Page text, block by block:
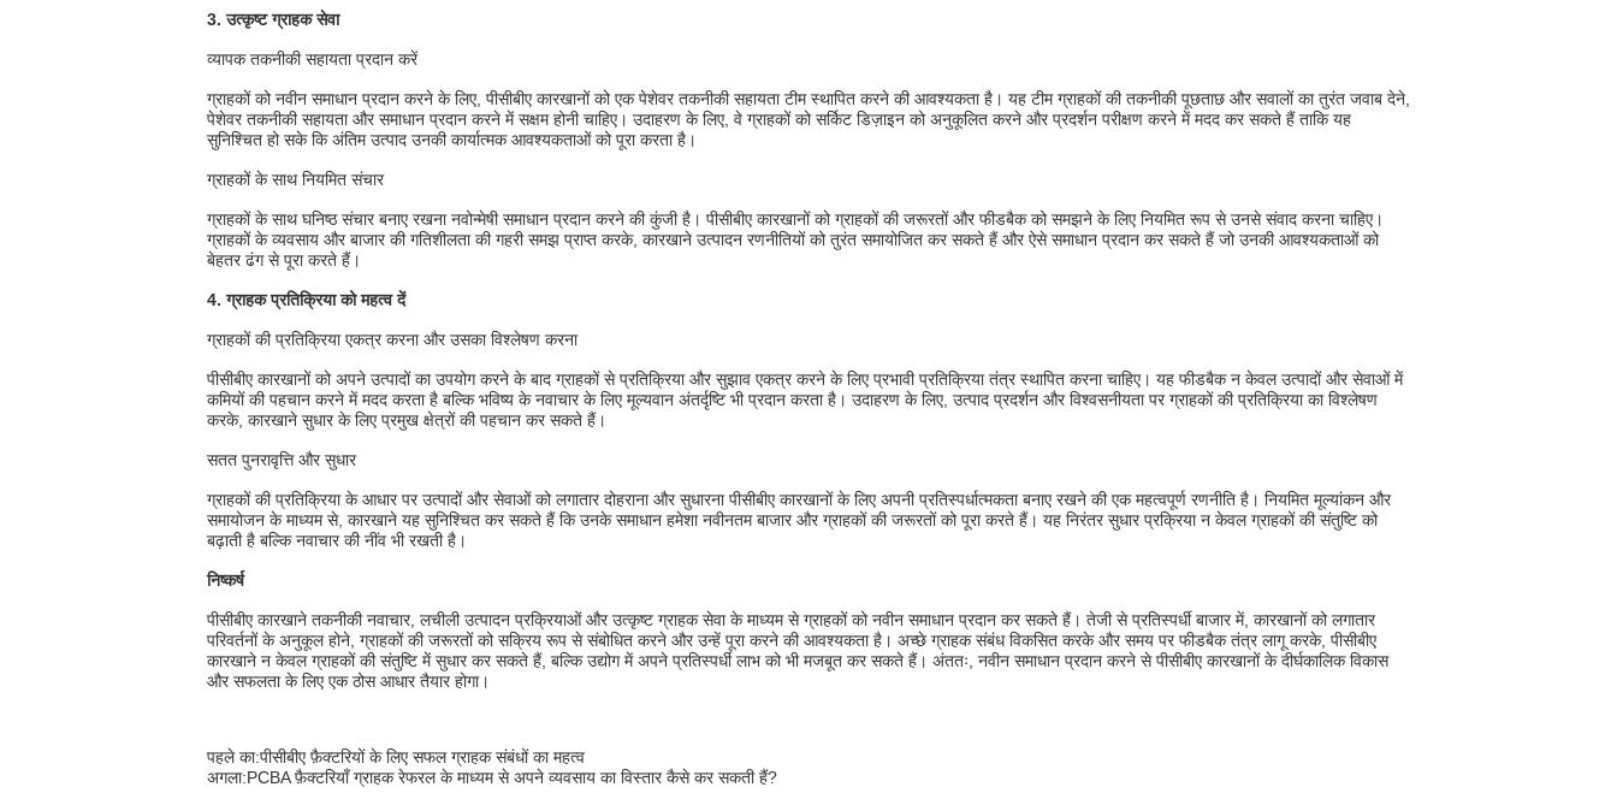
3. उत्कृष्ट ग्राहक सेवा
व्यापक तकनीकी सहायता प्रदान करें
ग्राहकों को नवीन समाधान प्रदान करने के लिए, पीसीबीए कारखानों को एक पेशेवर तकनीकी सहायता टीम स्थापित करने की आवश्यकता है। यह टीम ग्राहकों की तकनीकी पूछताछ और सवालों का तुरंत जवाब देने,
पेशेवर तकनीकी सहायता और समाधान प्रदान करने में सक्षम होनी चाहिए। उदाहरण के लिए, वे ग्राहकों को सर्किट डिज़ाइन को अनुकूलित करने और प्रदर्शन परीक्षण करने में मदद कर सकते हैं ताकि यह
सुनिश्चित हो सके कि अंतिम उत्पाद उनकी कार्यात्मक आवश्यकताओं को पूरा करता है।
ग्राहकों के साथ नियमित संचार
ग्राहकों के साथ घनिष्ठ संचार बनाए रखना नवोन्मेषी समाधान प्रदान करने की कुंजी है। पीसीबीए कारखानों को ग्राहकों की जरूरतों और फीडबैक को समझने के लिए नियमित रूप से उनसे संवाद करना चाहिए।
ग्राहकों के व्यवसाय और बाजार की गतिशीलता की गहरी समझ प्राप्त करके, कारखाने उत्पादन रणनीतियों को तुरंत समायोजित कर सकते हैं और ऐसे समाधान प्रदान कर सकते हैं जो उनकी आवश्यकताओं को
बेहतर ढंग से पूरा करते हैं।
4. ग्राहक प्रतिक्रिया को महत्व दें
ग्राहकों की प्रतिक्रिया एकत्र करना और उसका विश्लेषण करना
पीसीबीए कारखानों को अपने उत्पादों का उपयोग करने के बाद ग्राहकों से प्रतिक्रिया और सुझाव एकत्र करने के लिए प्रभावी प्रतिक्रिया तंत्र स्थापित करना चाहिए। यह फीडबैक न केवल उत्पादों और सेवाओं में
कमियों की पहचान करने में मदद करता है बल्कि भविष्य के नवाचार के लिए मूल्यवान अंतर्दृष्टि भी प्रदान करता है। उदाहरण के लिए, उत्पाद प्रदर्शन और विश्वसनीयता पर ग्राहकों की प्रतिक्रिया का विश्लेषण
करके, कारखाने सुधार के लिए प्रमुख क्षेत्रों की पहचान कर सकते हैं।
सतत पुनरावृत्ति और सुधार
ग्राहकों की प्रतिक्रिया के आधार पर उत्पादों और सेवाओं को लगातार दोहराना और सुधारना पीसीबीए कारखानों के लिए अपनी प्रतिस्पर्धात्मकता बनाए रखने की एक महत्वपूर्ण रणनीति है। नियमित मूल्यांकन और
समायोजन के माध्यम से, कारखाने यह सुनिश्चित कर सकते हैं कि उनके समाधान हमेशा नवीनतम बाजार और ग्राहकों की जरूरतों को पूरा करते हैं। यह निरंतर सुधार प्रक्रिया न केवल ग्राहकों की संतुष्टि को
बढ़ाती है बल्कि नवाचार की नींव भी रखती है।
निष्कर्ष
पीसीबीए कारखाने तकनीकी नवाचार, लचीली उत्पादन प्रक्रियाओं और उत्कृष्ट ग्राहक सेवा के माध्यम से ग्राहकों को नवीन समाधान प्रदान कर सकते हैं। तेजी से प्रतिस्पर्धी बाजार में, कारखानों को लगातार
परिवर्तनों के अनुकूल होने, ग्राहकों की जरूरतों को सक्रिय रूप से संबोधित करने और उन्हें पूरा करने की आवश्यकता है। अच्छे ग्राहक संबंध विकसित करके और समय पर फीडबैक तंत्र लागू करके, पीसीबीए
कारखाने न केवल ग्राहकों की संतुष्टि में सुधार कर सकते हैं, बल्कि उद्योग में अपने प्रतिस्पर्धी लाभ को भी मजबूत कर सकते हैं। अंततः, नवीन समाधान प्रदान करने से पीसीबीए कारखानों के दीर्घकालिक विकास
और सफलता के लिए एक ठोस आधार तैयार होगा।
पहले का:पीसीबीए फ़ैक्टरियों के लिए सफल ग्राहक संबंधों का महत्व
अगला:PCBA फ़ैक्टरियाँ ग्राहक रेफरल के माध्यम से अपने व्यवसाय का विस्तार कैसे कर सकती हैं?